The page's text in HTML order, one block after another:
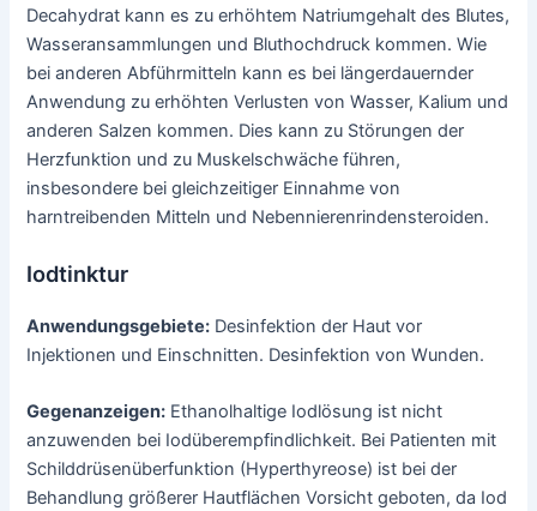
Decahydrat kann es zu erhöhtem Natriumgehalt des Blutes,
Wasseransammlungen und Bluthochdruck kommen. Wie
bei anderen Abführmitteln kann es bei längerdauernder
Anwendung zu erhöhten Verlusten von Wasser, Kalium und
anderen Salzen kommen. Dies kann zu Störungen der
Herzfunktion und zu Muskelschwäche führen,
insbesondere bei gleichzeitiger Einnahme von
harntreibenden Mitteln und Nebennierenrindensteroiden.
Iodtinktur
Anwendungsgebiete: Desinfektion der Haut vor
Injektionen und Einschnitten. Desinfektion von Wunden.
Gegenanzeigen: Ethanolhaltige Iodlösung ist nicht
anzuwenden bei Iodüberempfindlichkeit. Bei Patienten mit
Schilddrüsenüberfunktion (Hyperthyreose) ist bei der
Behandlung größerer Hautflächen Vorsicht geboten, da Iod